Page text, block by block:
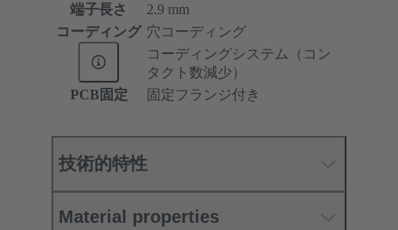
端子長さ
2.9 mm
コーディング 穴コーディング
コーディングシステム（コン
タクト数減少）
PCB固定
固定フランジ付き
技術的特性
Material properties